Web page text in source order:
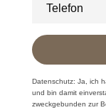
Telefon
Datenschutz: Ja, ich
und bin damit
zweckgebunden zur